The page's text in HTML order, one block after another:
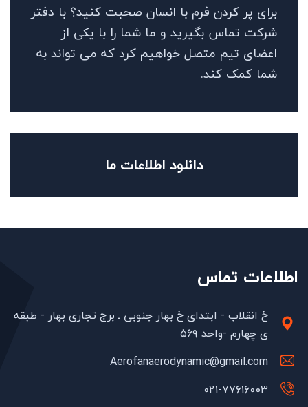
برای پر کردن فرم با انسان صحبت کنید؟ با دفتر
شرکت تماس بگیرید و ما شما را با یکی از
اعضای تیم متصل خواهیم کرد که می تواند به
شما کمک کند.
دانلود اطلاعات ما
اطلاعات تماس
خ انقلاب - ابتدای خ بهار جنوبی ـ برج تجاری بهار - طبقه
ی چهارم -واحد ۵۶۹
Aerofanaerodynamic@gmail.com
021-77616003